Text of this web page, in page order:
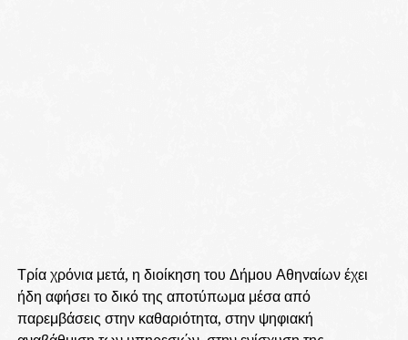
Τρία χρόνια μετά, η διοίκηση του Δήμου Αθηναίων έχει
ήδη αφήσει το δικό της αποτύπωμα μέσα από
παρεμβάσεις στην καθαριότητα, στην ψηφιακή